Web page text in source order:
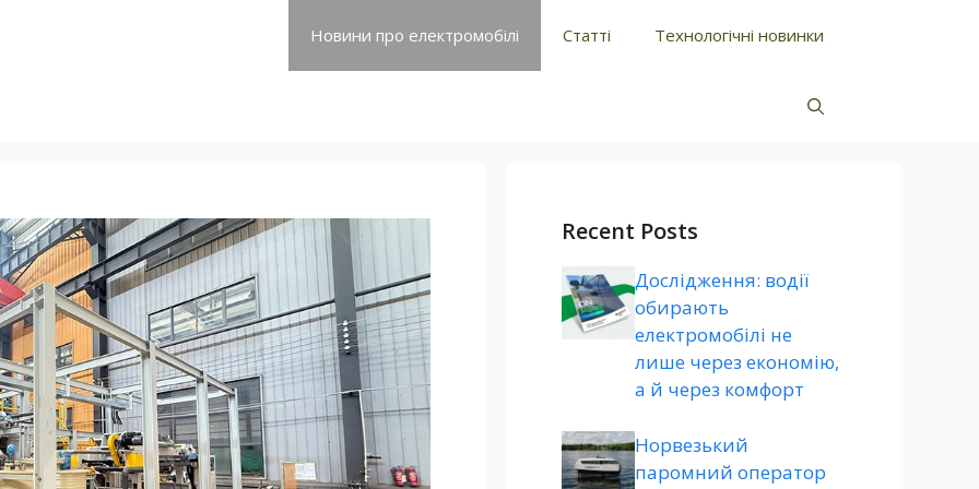
Новини про електромобілі Статті Технологічні новинки
Recent Posts
Дослідження: водії
обирають
електромобілі не
лише через економію,
а й через комфорт
Норвезький
паромний оператор